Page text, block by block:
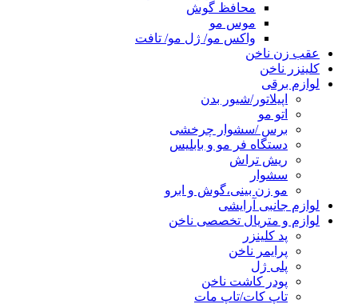
محافظ گوش
موس مو
واکس مو/ ژل مو/ تافت
عقب زن ناخن
کلینزر ناخن
لوازم برقی
اپیلاتور/شیور بدن
اتو مو
برس /سشوار چرخشی
دستگاه فر مو و بابلیس
ریش تراش
سشوار
مو زن بینی،گوش و ابرو
لوازم جانبی آرایشی
لوازم و متریال تخصصی ناخن
پد کلینزر
پرایمر ناخن
پلی ژل
پودر کاشت ناخن
تاپ کات/تاپ مات